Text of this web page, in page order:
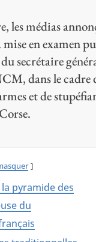
les médias
en examen
secrétaire
dans le cadre
et de
pyramide des
du